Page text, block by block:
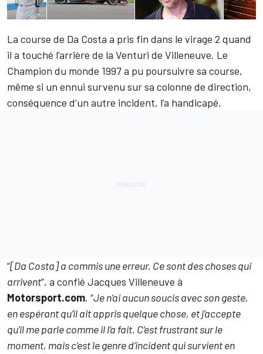
La course de Da Costa a pris fin dans le virage 2 quand
il a touché l’arrière de la Venturi de Villeneuve. Le
Champion du monde 1997 a pu poursuivre sa course,
même si un ennui survenu sur sa colonne de direction,
conséquence d’un autre incident, l’a handicapé.
“[Da Costa] a commis une erreur. Ce sont des choses qui
arrivent”, a confié Jacques Villeneuve à
Motorsport.com. “Je n’ai aucun soucis avec son geste,
en espérant qu’il ait appris quelque chose, et j’accepte
qu’il me parle comme il l’a fait. C’est frustrant sur le
moment, mais c’est le genre d’incident qui survient en